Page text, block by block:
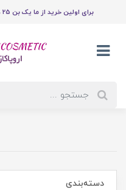
برای اولین خرید از ما یک بن 25 هزار تومانی هدیه بگیرید:WELCOME25
دسته‌بندی